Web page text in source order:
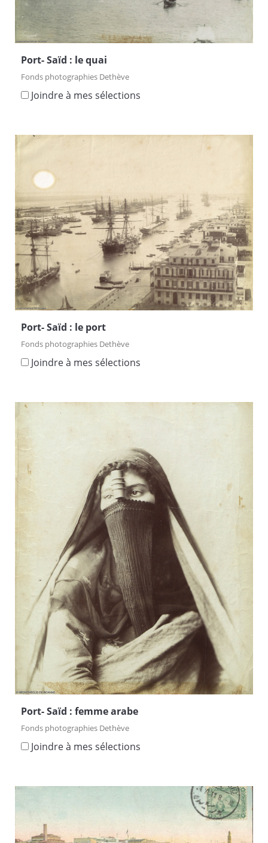
Port- Saïd : le quai
Fonds photographies Dethève
Joindre à mes sélections
Port- Saïd : le port
Fonds photographies Dethève
Joindre à mes sélections
Port- Saïd : femme arabe
Fonds photographies Dethève
Joindre à mes sélections